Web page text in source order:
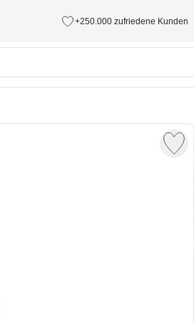
+250.000 zufriedene Kunden